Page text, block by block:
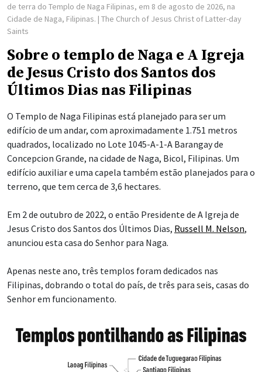
de terra do Templo de Naga Filipinas, em 8 de agosto de 2026, na
Cidade de Naga, Filipinas. | The Church of Jesus Christ of Latter-day
Saints
Sobre o templo de Naga e A Igreja
de Jesus Cristo dos Santos dos
Últimos Dias nas Filipinas
O Templo de Naga Filipinas está planejado para ser um
edifício de um andar, com aproximadamente 1.751 metros
quadrados, localizado no Lote 1045-A-1-A Barangay de
Concepcion Grande, na cidade de Naga, Bicol, Filipinas. Um
edifício auxiliar e uma capela também estão planejados para o
terreno, que tem cerca de 3,6 hectares.
Em 2 de outubro de 2022, o então Presidente de A Igreja de
Jesus Cristo dos Santos dos Últimos Dias, Russell M. Nelson,
anunciou esta casa do Senhor para Naga.
Apenas neste ano, três templos foram dedicados nas
Filipinas, dobrando o total do país, de três para seis, casas do
Senhor em funcionamento.